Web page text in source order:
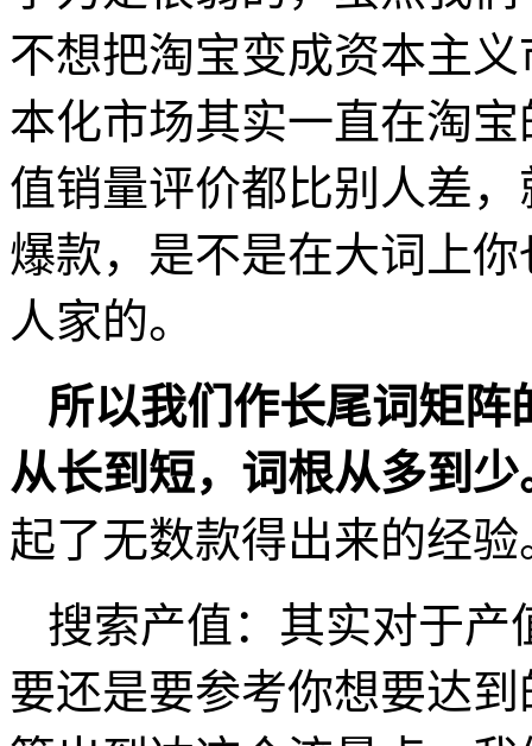
不想把淘宝变成资本主
本化市场其实一直在淘
值销量评价都比别人差
爆款，是不是在大词上
人家的。
所以我们作长尾词矩阵
从长到短，词根从多到少
起了无数款得出来的经验
搜索产值：其实对于产
要还是要参考你想要达